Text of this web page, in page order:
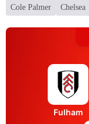
Cole Palmer Chelsea
Fulham